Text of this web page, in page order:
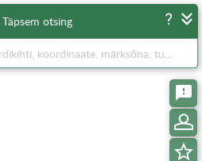
Täpsem otsing